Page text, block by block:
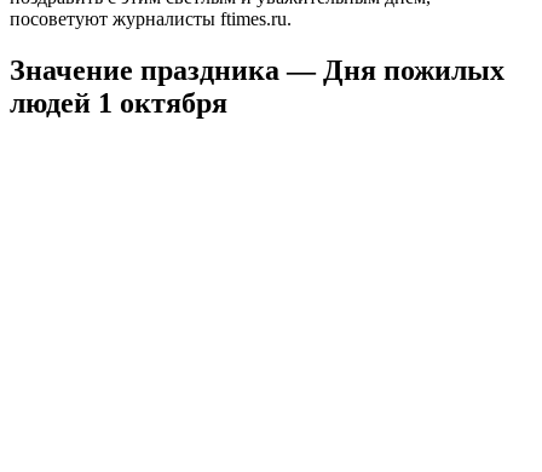
посоветуют журналисты ftimes.ru.
Значение праздника — Дня пожилых
людей 1 октября